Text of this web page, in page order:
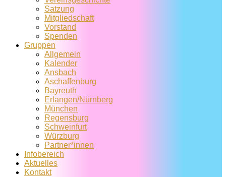
Satzung
Mitglied­schaft
Vorstand
Spenden
Gruppen
Allgemein
Kalender
Ansbach
Aschaffenburg
Bayreuth
Erlangen/Nürnberg
München
Regensburg
Schweinfurt
Würzburg
Partner*innen
Infobereich
Aktuelles
Kontakt